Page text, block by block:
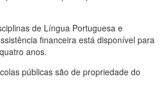
de Língua Portuguesa e
financeira está disponível para
anos.
públicas são de propriedade do